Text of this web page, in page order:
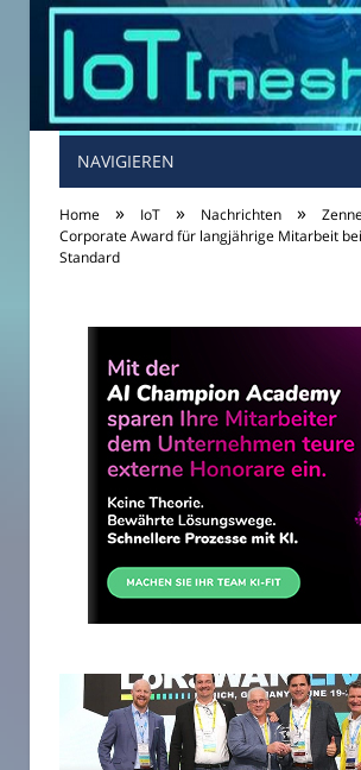
NAVIGIEREN
Home » IoT » Nachrichten »
Corporate Award für langjährige Mitarbeit
Standard